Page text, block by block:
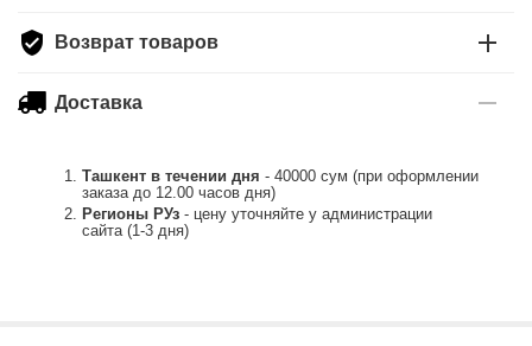
Возврат товаров
Доставка
Ташкент в течении дня - 40000 сум (при оформлении
заказа до 12.00 часов дня)
Регионы РУз - цену уточняйте у администрации
сайта (1-3 дня)